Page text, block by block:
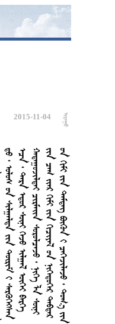

2015-11-04
                                       